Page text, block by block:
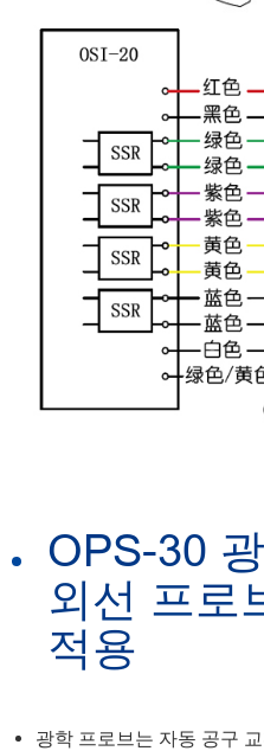
OPS-30
외선 프로
적용
광학 프로브는 자동 공구